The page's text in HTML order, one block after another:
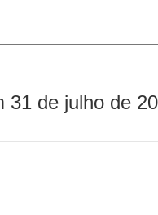
31 de julho de